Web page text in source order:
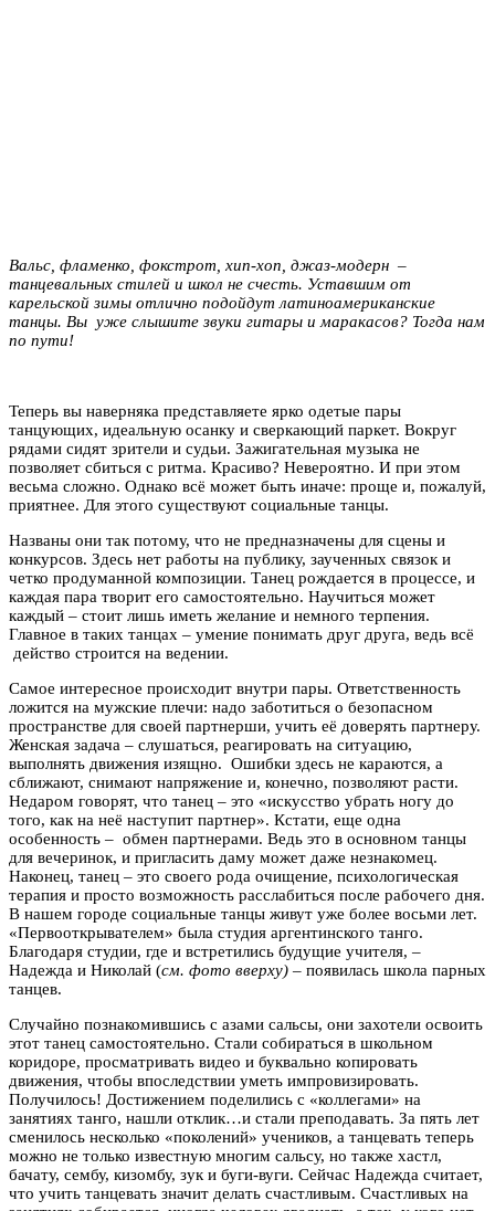
Вальс, фламенко, фокстрот, хип-хоп, джаз-модерн –
танцевальных стилей и школ не счесть. Уставшим от
карельской зимы отлично подойдут латиноамериканские
танцы. Вы уже слышите звуки гитары и маракасов? Тогда нам
по пути!
Теперь вы наверняка представляете ярко одетые пары
танцующих, идеальную осанку и сверкающий паркет. Вокруг
рядами сидят зрители и судьи. Зажигательная музыка не
позволяет сбиться с ритма. Красиво? Невероятно. И при этом
весьма сложно. Однако всё может быть иначе: проще и, пожалуй,
приятнее. Для этого существуют социальные танцы.
Названы они так потому, что не предназначены для сцены и
конкурсов. Здесь нет работы на публику, заученных связок и
четко продуманной композиции. Танец рождается в процессе, и
каждая пара творит его самостоятельно. Научиться может
каждый – стоит лишь иметь желание и немного терпения.
Главное в таких танцах – умение понимать друг друга, ведь всё
действо строится на ведении.
Самое интересное происходит внутри пары. Ответственность
ложится на мужские плечи: надо заботиться о безопасном
пространстве для своей партнерши, учить её доверять партнеру.
Женская задача – слушаться, реагировать на ситуацию,
выполнять движения изящно. Ошибки здесь не караются, а
сближают, снимают напряжение и, конечно, позволяют расти.
Недаром говорят, что танец – это «искусство убрать ногу до
того, как на неё наступит партнер». Кстати, еще одна
особенность – обмен партнерами. Ведь это в основном танцы
для вечеринок, и пригласить даму может даже незнакомец.
Наконец, танец – это своего рода очищение, психологическая
терапия и просто возможность расслабиться после рабочего дня.
В нашем городе социальные танцы живут уже более восьми лет.
«Первооткрывателем» была студия аргентинского танго.
Благодаря студии, где и встретились будущие учителя, –
Надежда и Николай (см. фото вверху) – появилась школа парных
танцев.
Случайно познакомившись с азами сальсы, они захотели освоить
этот танец самостоятельно. Стали собираться в школьном
коридоре, просматривать видео и буквально копировать
движения, чтобы впоследствии уметь импровизировать.
Получилось! Достижением поделились с «коллегами» на
занятиях танго, нашли отклик…и стали преподавать. За пять лет
сменилось несколько «поколений» учеников, а танцевать теперь
можно не только известную многим сальсу, но также хастл,
бачату, сембу, кизомбу, зук и буги-вуги. Сейчас Надежда считает,
что учить танцевать значит делать счастливым. Счастливых на